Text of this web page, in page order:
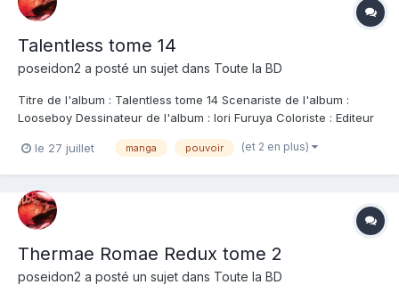
Talentless tome 14
poseidon2 a posté un sujet dans Toute la BD
Titre de l'album : Talentless tome 14 Scenariste de l'album :
Looseboy Dessinateur de l'album : Iori Furuya Coloriste : Editeur
prisonniers du camp de gestion meurent ! Nana essaie de
le 27 juillet manga pouvoir (et 2 en plus)
Thermae Romae Redux tome 2
poseidon2 a posté un sujet dans Toute la BD